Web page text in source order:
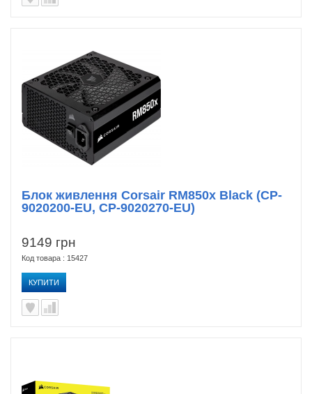
9149 грн
Код товара : 15427
КУПИТИ
Блок живлення Corsair RM850x Black (CP-
9020200-EU, CP-9020270-EU)